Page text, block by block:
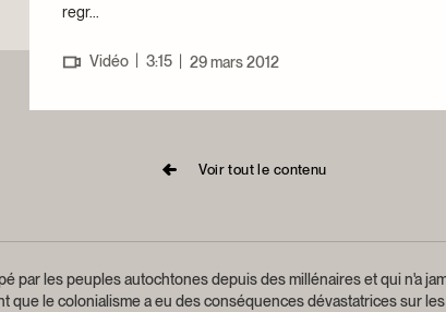
regr...
Vidéo 3:15 29 mars 2012
Voir tout le contenu
les peuples autochtones depuis des millénaires et qui n'a
que le colonialisme a eu des conséquences dévastatrices sur